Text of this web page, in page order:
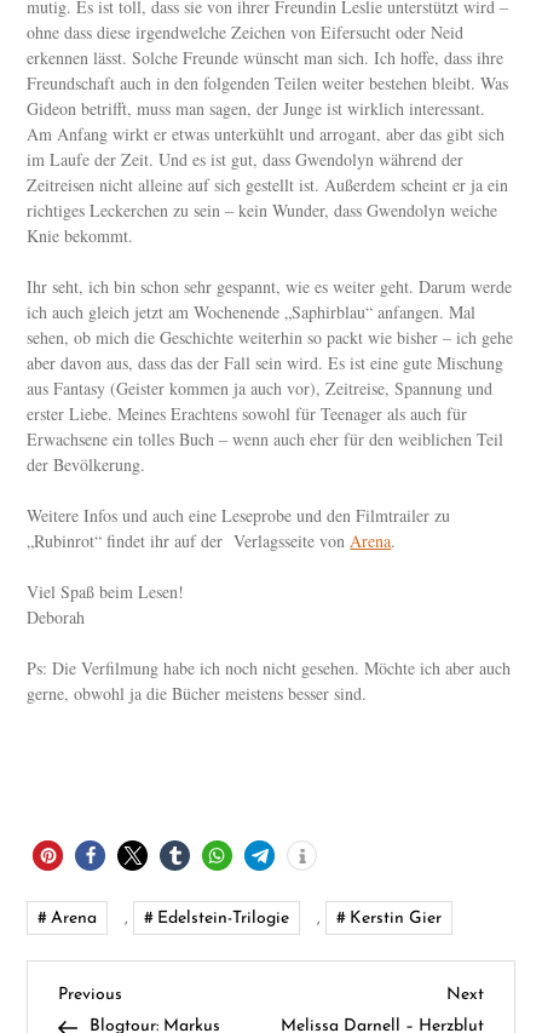
mutig. Es ist toll, dass sie von ihrer Freundin Leslie unterstützt wird –
ohne dass diese irgendwelche Zeichen von Eifersucht oder Neid
erkennen lässt. Solche Freunde wünscht man sich. Ich hoffe, dass ihre
Freundschaft auch in den folgenden Teilen weiter bestehen bleibt. Was
Gideon betrifft, muss man sagen, der Junge ist wirklich interessant.
Am Anfang wirkt er etwas unterkühlt und arrogant, aber das gibt sich
im Laufe der Zeit. Und es ist gut, dass Gwendolyn während der
Zeitreisen nicht alleine auf sich gestellt ist. Außerdem scheint er ja ein
richtiges Leckerchen zu sein – kein Wunder, dass Gwendolyn weiche
Knie bekommt.
Ihr seht, ich bin schon sehr gespannt, wie es weiter geht. Darum werde
ich auch gleich jetzt am Wochenende „Saphirblau“ anfangen. Mal
sehen, ob mich die Geschichte weiterhin so packt wie bisher – ich gehe
aber davon aus, dass das der Fall sein wird. Es ist eine gute Mischung
aus Fantasy (Geister kommen ja auch vor), Zeitreise, Spannung und
erster Liebe. Meines Erachtens sowohl für Teenager als auch für
Erwachsene ein tolles Buch – wenn auch eher für den weiblichen Teil
der Bevölkerung.
Weitere Infos und auch eine Leseprobe und den Filmtrailer zu
„Rubinrot“ findet ihr auf der Verlagsseite vonArena.
Viel Spaß beim Lesen!
Deborah
Ps: Die Verfilmung habe ich noch nicht gesehen. Möchte ich aber auch
gerne, obwohl ja die Bücher meistens besser sind.
Arena , Edelstein-Trilogie , Kerstin Gier
B
Previous
Post
Previous
Blogtour: Markus
Next
Post
Next
Melissa Darnell – Herzblut